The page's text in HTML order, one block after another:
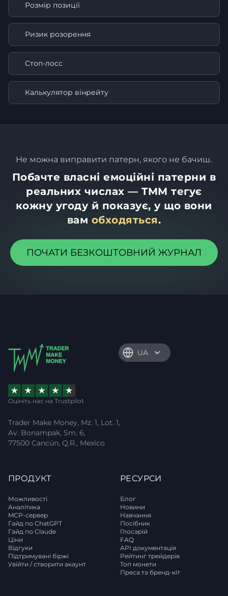
Розмір позиції
Ризик розорення
Стоп-лосс
Калькулятор вінрейту
Не можна виправити патерн, якого не бачиш.
Побачте власні емоційні патерни в
реальних числах — TMM тегує
кожну угоду й показує, у що вони
вам обходяться.
ПОЧАТИ БЕЗКОШТОВНИЙ ЖУРНАЛ
UA
Оцініть нас на Trustpilot
Trader Make Money, Mz. 1, Lot. 1,
Av. Bonampak, Sm. 6,
77500 Cancún, Q.R., Mexico
ПРОДУКТ
Можливості
Аналітика
MCP-сервер
Гайд по ChatGPT
Гайд по Claude
Ціни
Відгуки
Підтримувані біржі
Увійти / створити акаунт
РЕСУРСИ
Блог
Новини
Навчання
Посібник
Глосарій
FAQ
API документація
Рейтинг трейдерів
Топ монети
Преса та бренд-кіт